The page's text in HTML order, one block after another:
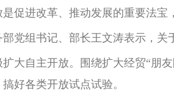
进改革、推动发展的重要法宝
组书记、部长王文涛表示，关
自主开放。围绕扩大经贸“朋友
好各类开放试点试验。